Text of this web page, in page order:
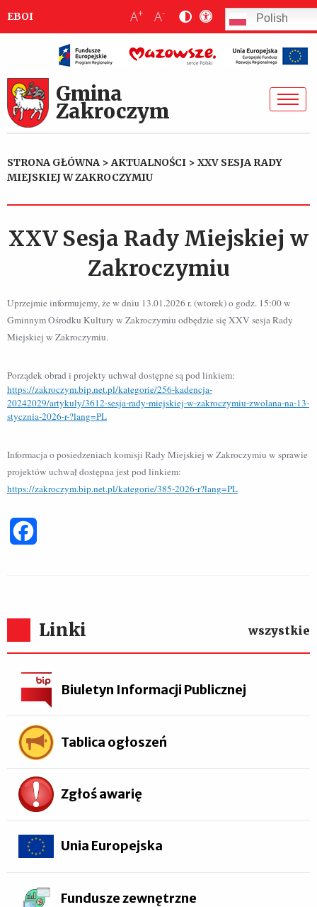
EBOI A+ A- Polish
Gmina
Zakroczym
STRONA GŁÓWNA >AKTUALNOŚCI > XXV SESJA RADY
MIEJSKIEJ W ZAKROCZYMIU
XXV Sesja Rady Miejskiej w
Zakroczymiu
Uprzejmie informujemy, że w dniu 13.01.2026 r. (wtorek) o godz. 15:00 w
Gminnym Ośrodku Kultury w Zakroczymiu odbędzie się XXV sesja Rady
Miejskiej w Zakroczymiu.
Porządek obrad i projekty uchwał dostępne są pod linkiem:
https://zakroczym.bip.net.pl/kategorie/256-kadencja-
20242029/artykuly/3612-sesja-rady-miejskiej-w-zakroczymiu-zwolana-na-13-
stycznia-2026-r-?lang=PL
Informacja o posiedzeniach komisji Rady Miejskiej w Zakroczymiu w sprawie
projektów uchwał dostępna jest pod linkiem:
https://zakroczym.bip.net.pl/kategorie/385-2026-r?lang=PL
Linki wszystkie
Biuletyn Informacji Publicznej
Tablica ogłoszeń
Zgłoś awarię
Unia Europejska
Fundusze zewnętrzne